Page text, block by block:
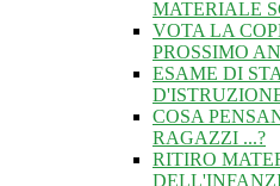
MATERIALE
VOTA LA
PROSSIMO
ESAME DI
COSA
RAGAZZI ...?
RITIRO